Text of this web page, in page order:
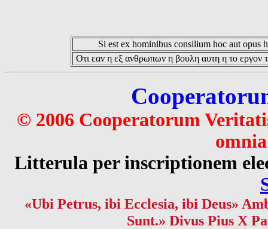
Si est ex hominibus consilium hoc aut opus
Οτι εαν η εξ ανθρωπων η βουλη αυτη η το εργον
© 2006 Cooperatorum
Litterula per inscriptionem
«Ubi Petrus, ibi Ecclesia, ibi Deus»
Sunt.» Divus Pius X